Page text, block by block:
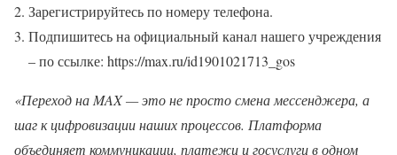
Зарегистрируйтесь по номеру телефона.
Подпишитесь на официальный канал нашего учреждения
– по ссылке: https://max.ru/id1901021713_gos
«Переход на MAX — это не просто смена мессенджера, а
шаг к цифровизации наших процессов. Платформа
объединяет коммуникации, платежи и госуслуги в одном